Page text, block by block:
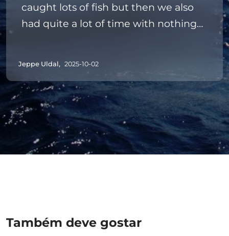
caught lots of fish but then we also
had quite a lot of time with nothing
help with any problems we had.
But again we had a really lovely time
and caught some new species that
we had never caught or seen before.
Jeppe Uldal, 2025-10-02
Também deve gostar